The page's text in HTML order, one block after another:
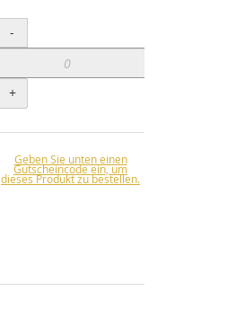
Menge
-
+
Geben Sie unten einen
Gutscheincode ein, um
dieses Produkt zu bestellen.